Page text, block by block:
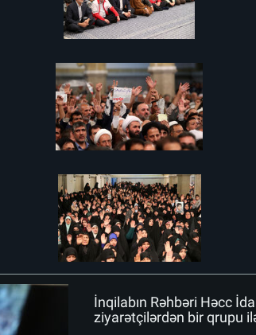
İnqilabın Rəhbəri Həcc
ziyarətçilərdən bir qrupu